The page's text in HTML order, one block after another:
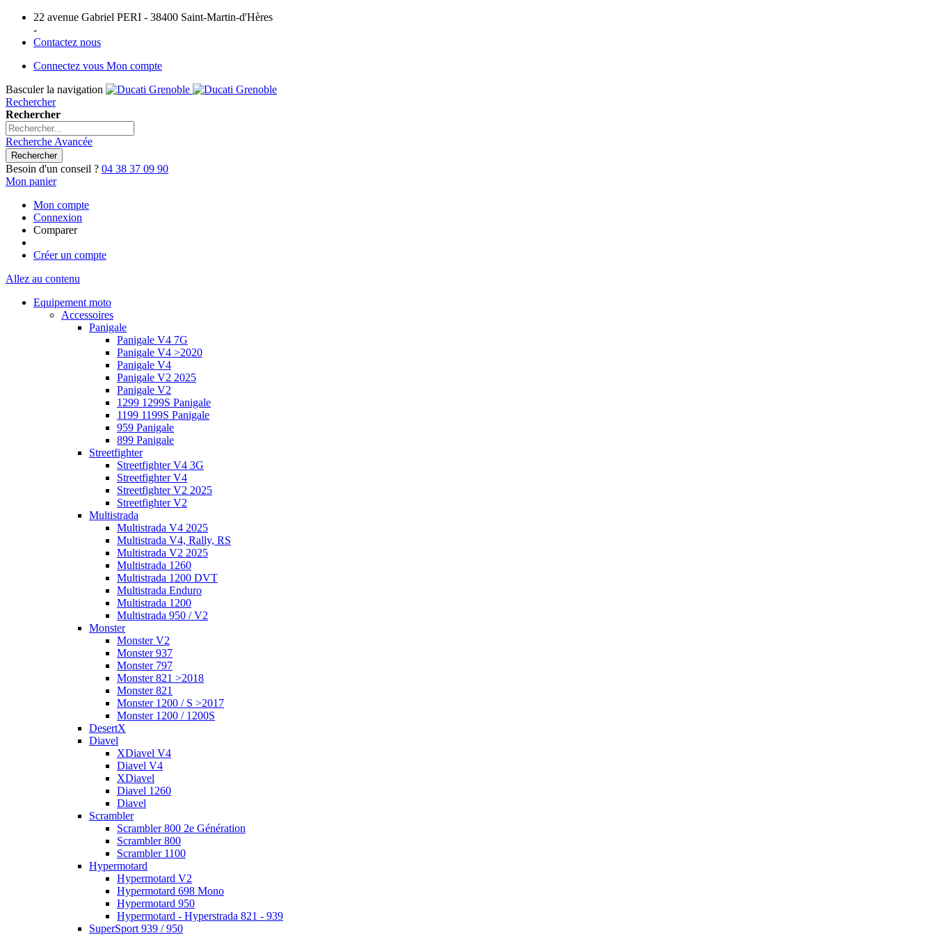
22 avenue Gabriel PERI - 38400 Saint-Martin-d'Hères
-
Contactez nous
Connectez vous Mon compte
Basculer la navigation
Rechercher
Rechercher
Recherche Avancée
Rechercher
Besoin d'un conseil ? 04 38 37 09 90
Mon panier
Mon compte
Connexion
Comparer
Créer un compte
Allez au contenu
Equipement moto
Accessoires
Panigale
Panigale V4 7G
Panigale V4 >2020
Panigale V4
Panigale V2 2025
Panigale V2
1299 1299S Panigale
1199 1199S Panigale
959 Panigale
899 Panigale
Streetfighter
Streetfighter V4 3G
Streetfighter V4
Streetfighter V2 2025
Streetfighter V2
Multistrada
Multistrada V4 2025
Multistrada V4, Rally, RS
Multistrada V2 2025
Multistrada 1260
Multistrada 1200 DVT
Multistrada Enduro
Multistrada 1200
Multistrada 950 / V2
Monster
Monster V2
Monster 937
Monster 797
Monster 821 >2018
Monster 821
Monster 1200 / S >2017
Monster 1200 / 1200S
DesertX
Diavel
XDiavel V4
Diavel V4
XDiavel
Diavel 1260
Diavel
Scrambler
Scrambler 800 2e Génération
Scrambler 800
Scrambler 1100
Hypermotard
Hypermotard V2
Hypermotard 698 Mono
Hypermotard 950
Hypermotard - Hyperstrada 821 - 939
SuperSport 939 / 950